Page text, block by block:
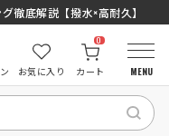
徹底解説【撥水×高耐久】
お気に入り カート
0
MENU